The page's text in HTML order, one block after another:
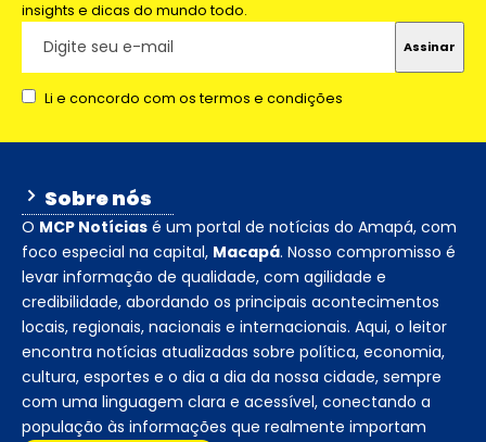
insights e dicas do mundo todo.
Li e concordo com os termos e condições
Sobre nós
O MCP Notícias é um portal de notícias do Amapá, com
foco especial na capital, Macapá. Nosso compromisso é
levar informação de qualidade, com agilidade e
credibilidade, abordando os principais acontecimentos
locais, regionais, nacionais e internacionais. Aqui, o leitor
encontra notícias atualizadas sobre política, economia,
cultura, esportes e o dia a dia da nossa cidade, sempre
com uma linguagem clara e acessível, conectando a
população às informações que realmente importam